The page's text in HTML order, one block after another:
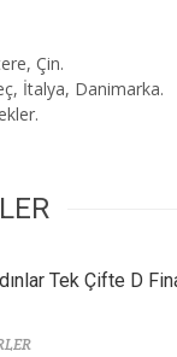
Çin.
İtalya, Danimarka.
Tek Çifte D